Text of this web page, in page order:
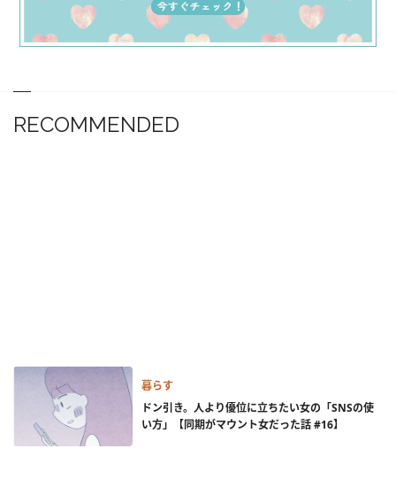
RECOMMENDED
暮らす
ドン引き。人より優位に立ちたい女の「SNSの使
い方」【同期がマウント女だった話 #16】